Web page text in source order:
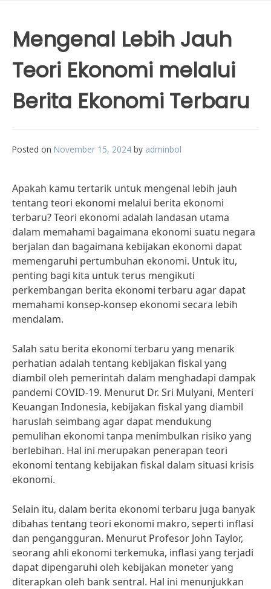
Mengenal Lebih Jauh
Teori Ekonomi melalui
Berita Ekonomi Terbaru
Posted on November 15, 2024 by adminbol
Apakah kamu tertarik untuk mengenal lebih jauh
tentang teori ekonomi melalui berita ekonomi
terbaru? Teori ekonomi adalah landasan utama
dalam memahami bagaimana ekonomi suatu negara
berjalan dan bagaimana kebijakan ekonomi dapat
memengaruhi pertumbuhan ekonomi. Untuk itu,
penting bagi kita untuk terus mengikuti
perkembangan berita ekonomi terbaru agar dapat
memahami konsep-konsep ekonomi secara lebih
mendalam.
Salah satu berita ekonomi terbaru yang menarik
perhatian adalah tentang kebijakan fiskal yang
diambil oleh pemerintah dalam menghadapi dampak
pandemi COVID-19. Menurut Dr. Sri Mulyani, Menteri
Keuangan Indonesia, kebijakan fiskal yang diambil
haruslah seimbang agar dapat mendukung
pemulihan ekonomi tanpa menimbulkan risiko yang
berlebihan. Hal ini merupakan penerapan teori
ekonomi tentang kebijakan fiskal dalam situasi krisis
ekonomi.
Selain itu, dalam berita ekonomi terbaru juga banyak
dibahas tentang teori ekonomi makro, seperti inflasi
dan pengangguran. Menurut Profesor John Taylor,
seorang ahli ekonomi terkemuka, inflasi yang terjadi
dapat dipengaruhi oleh kebijakan moneter yang
diterapkan oleh bank sentral. Hal ini menunjukkan